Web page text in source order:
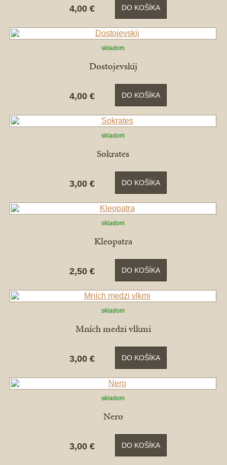
4,00 € DO KOŠÍKA
skladom
Dostojevskij
4,00 € DO KOŠÍKA
skladom
Sokrates
3,00 € DO KOŠÍKA
skladom
Kleopatra
2,50 € DO KOŠÍKA
skladom
Mních medzi vlkmi
3,00 € DO KOŠÍKA
skladom
Nero
3,00 € DO KOŠÍKA